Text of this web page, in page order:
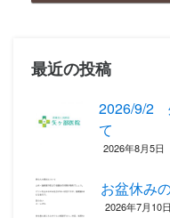
最近の投稿
2026/9/2
て
2026年8月5日
お盆休み
2026年7月10日